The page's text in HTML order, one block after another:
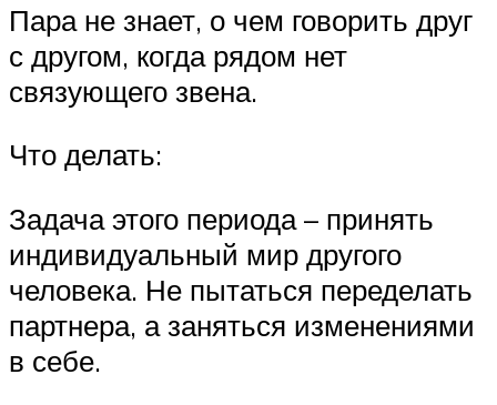
Пара не знает, о чем говорить друг
с другом, когда рядом нет
связующего звена.
Что делать:
Задача этого периода – принять
индивидуальный мир другого
человека. Не пытаться переделать
партнера, а заняться изменениями
в себе.